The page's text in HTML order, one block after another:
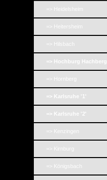
=> Heidelsheim
=> Heitersheim
=> Hilsbach
=> Hochburg Hachberg
=> Hornberg
=> Karlsruhe '1'
=> Karlsruhe '2'
=> Kenzingen
=> Kirnburg
=> Königsbach